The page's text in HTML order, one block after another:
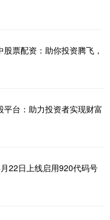
票配资：助你投资腾飞，
台：助力投资者实现财富
22日上线启用920代码号